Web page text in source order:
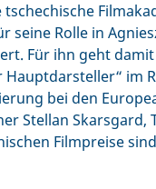
tschechische
seine Rolle in
Für ihn geht
Hauptdarsteller“ im
bei den
Stellan Skarsgard,
Filmpreise